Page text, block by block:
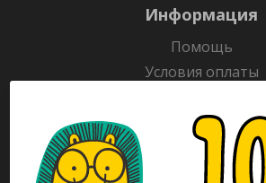
Информация
Помощь
Условия оплаты
Гарантия на
Раскраски
Рекламодателям